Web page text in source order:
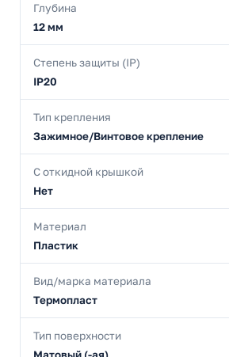
Глубина
12 мм
Степень защиты (IP)
IP20
Тип крепления
Зажимное/Винтовое крепление
С откидной крышкой
Нет
Материал
Пластик
Вид/марка материала
Термопласт
Тип поверхности